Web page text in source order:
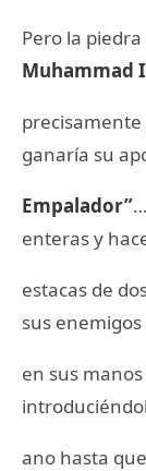
Pero la
Muhammad
ganaría su
Empalador”
enteras y
estacas de
sus enemigos
en sus
ano hasta